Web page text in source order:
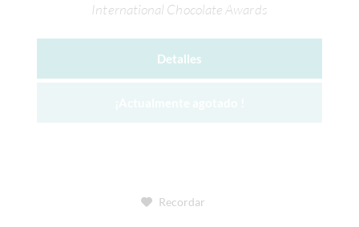
International Chocolate Awards
Detalles
Recordar